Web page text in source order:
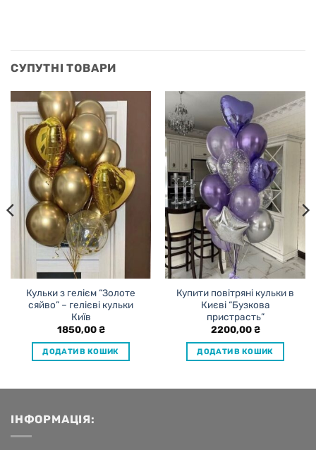
СУПУТНІ ТОВАРИ
Кульки з гелієм “Золоте
сяйво” – гелієві кульки
Київ
1850,00₴
ДОДАТИ В КОШИК
Купити повітряні кульки в
Києві “Бузкова
пристрасть”
2200,00₴
ДОДАТИ В КОШИК
ІНФОРМАЦІЯ: